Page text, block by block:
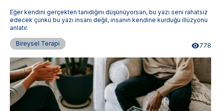
Eğer kendini gerçekten tanıdığını düşünüyorsan, bu yazı seni rahatsız
edecek çünkü bu yazı insanı değil, insanın kendine kurduğu illüzyonu
anlatır.
Bireysel Terapi 778